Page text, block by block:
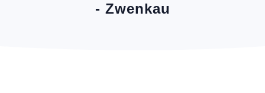
- Zwenkau